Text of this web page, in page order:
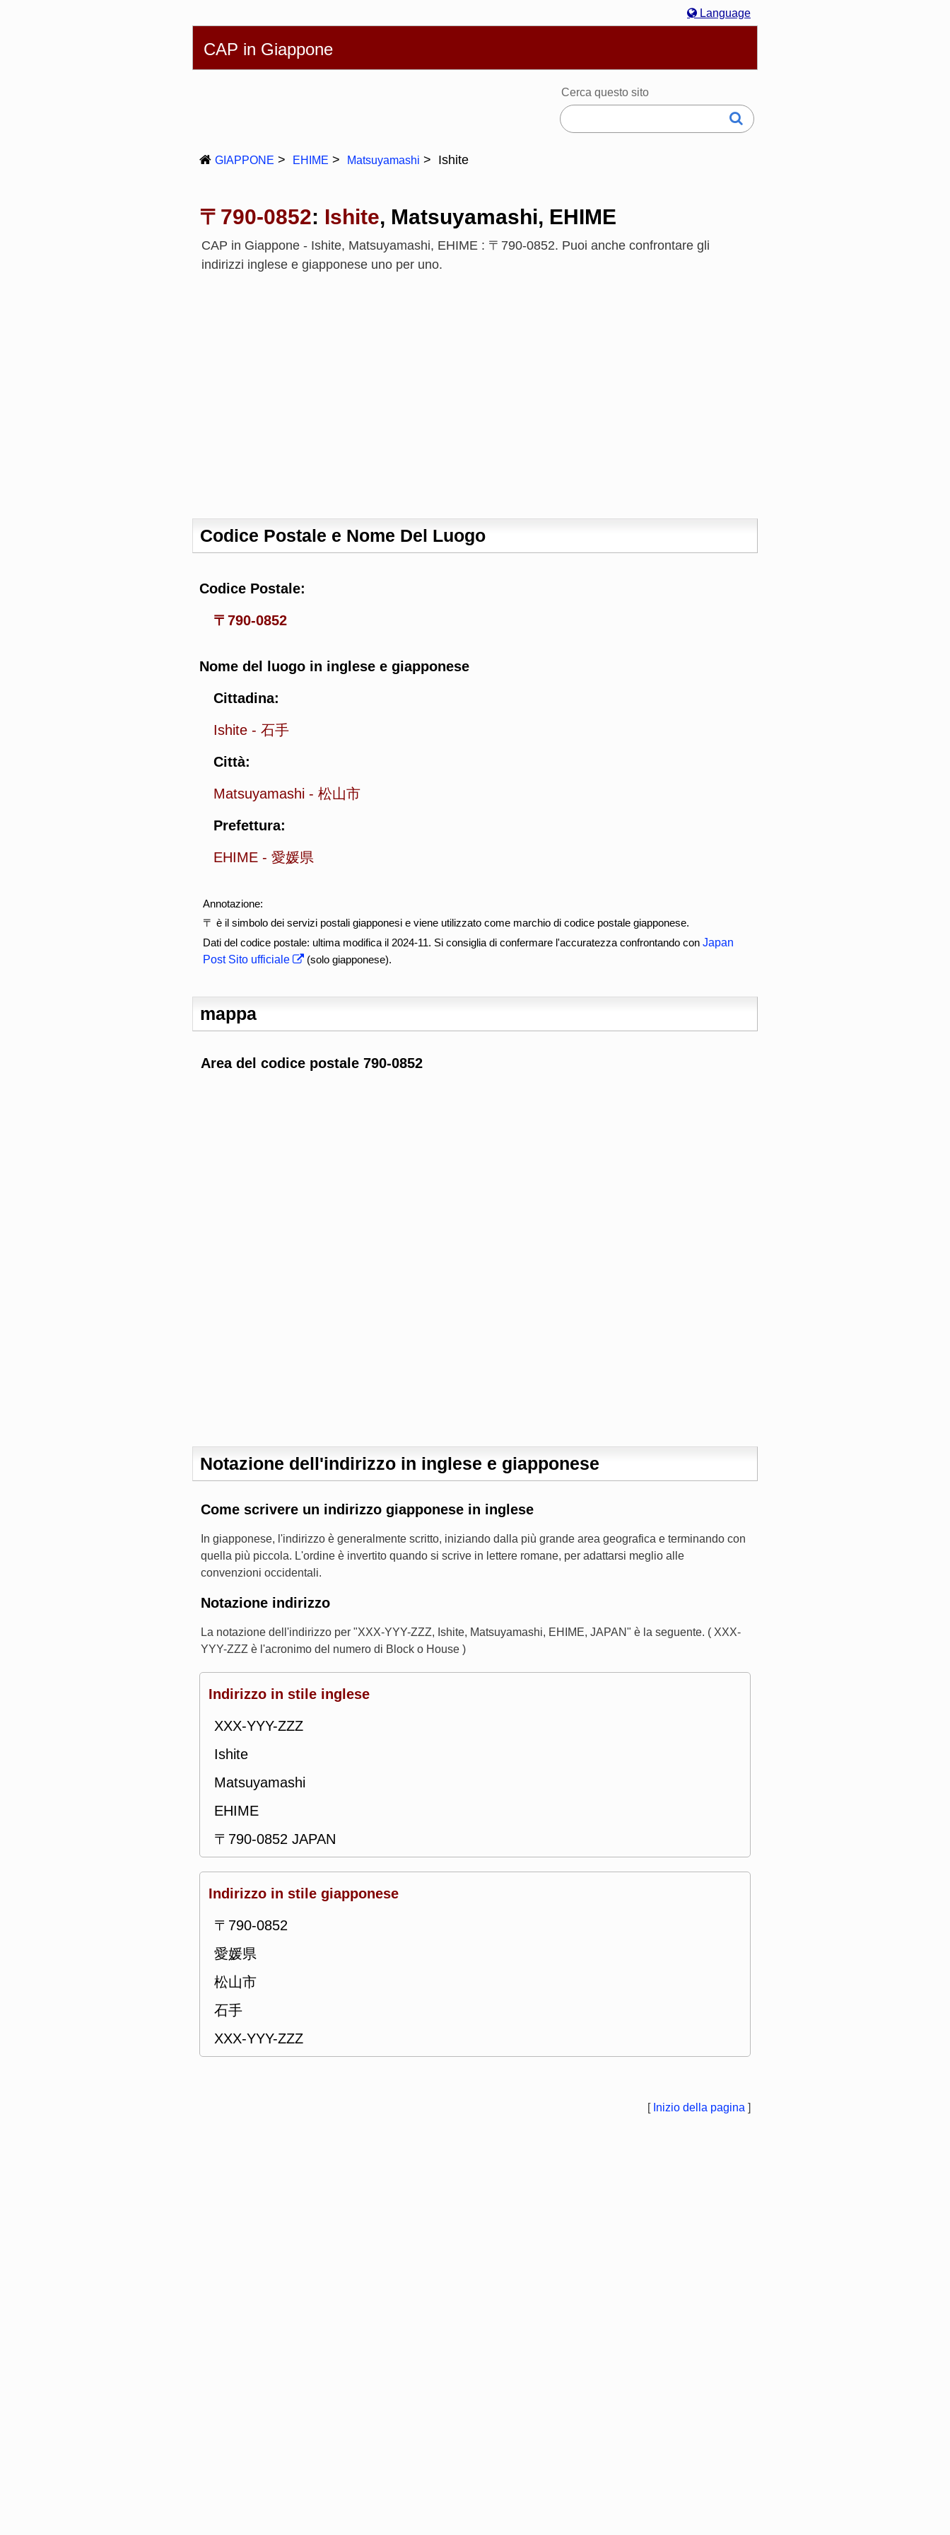
Language
CAP in Giappone
Cerca questo sito
GIAPPONE EHIME Matsuyamashi Ishite
〒790-0852: Ishite, Matsuyamashi, EHIME
CAP in Giappone - Ishite, Matsuyamashi, EHIME : 〒790-0852. Puoi anche confrontare gli
indirizzi inglese e giapponese uno per uno.
Codice Postale e Nome Del Luogo
Codice Postale:
〒790-0852
Nome del luogo in inglese e giapponese
Cittadina:
Ishite - 石手
Città:
Matsuyamashi - 松山市
Prefettura:
EHIME - 愛媛県
Annotazione:
〒 è il simbolo dei servizi postali giapponesi e viene utilizzato come marchio di codice postale giapponese.
Dati del codice postale: ultima modifica il 2024-11. Si consiglia di confermare l'accuratezza confrontando con Japan
Post Sito ufficiale
(solo giapponese).
mappa
Area del codice postale 790-0852
Notazione dell'indirizzo in inglese e giapponese
Come scrivere un indirizzo giapponese in inglese
In giapponese, l'indirizzo è generalmente scritto, iniziando dalla più grande area geografica e terminando con
quella più piccola. L'ordine è invertito quando si scrive in lettere romane, per adattarsi meglio alle
convenzioni occidentali.
Notazione indirizzo
La notazione dell'indirizzo per "XXX-YYY-ZZZ, Ishite, Matsuyamashi, EHIME, JAPAN" è la seguente. ( XXX-
YYY-ZZZ è l'acronimo del numero di Block o House )
Indirizzo in stile inglese
XXX-YYY-ZZZ
Ishite
Matsuyamashi
EHIME
〒790-0852 JAPAN
Indirizzo in stile giapponese
〒790-0852
愛媛県
松山市
石手
XXX-YYY-ZZZ
[ Inizio della pagina ]